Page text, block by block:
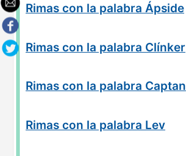
Rimas con la palabra Ápside
Rimas con la palabra Clínker
Rimas con la palabra Captan
Rimas con la palabra Lev